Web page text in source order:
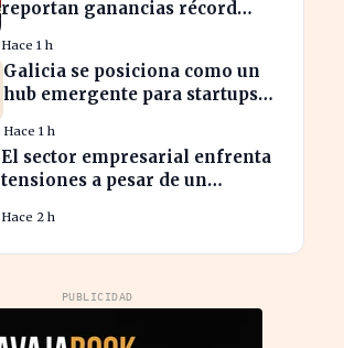
reportan ganancias récord
Irán
Hace 1 h
Galicia se posiciona como un
hub emergente para startups
Hace 1 h
El sector empresarial enfrenta
tensiones a pesar de un
semestre
Hace 2 h
PUBLICIDAD